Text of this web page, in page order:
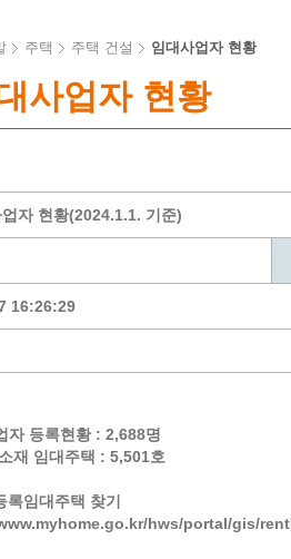
시정자료실
법무행정
위반업소공개
위원회 자료공개
설치현황
발급 받을 수 있는
(재)경기도민회장학
교복지원금 신청
사업
테마파크업 현황
주택 주택 건설 임대사업자 현황
사업자 현황
자 현황(2024.1.1. 기준)
16:26:29
자 등록현황 : 2,688명
재 임대주택 : 5,501호
록임대주택 찾기
hws/portal/gis/